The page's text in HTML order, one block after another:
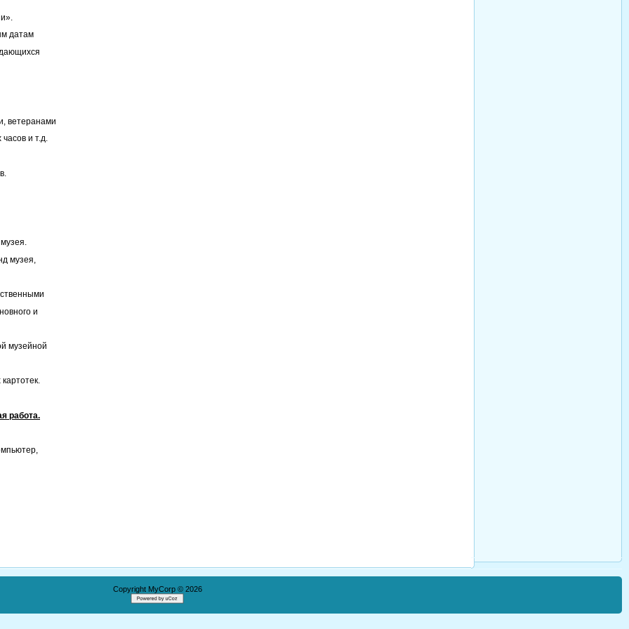
датам
ветеранами
и т.д.
музея.
музея,
и
музейной
работа.
Copyright MyCorp © 2026